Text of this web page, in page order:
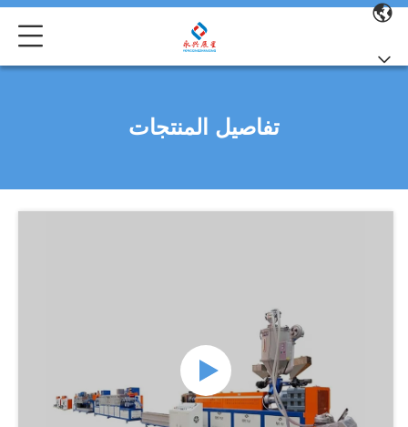
تفاصيل المنتجات